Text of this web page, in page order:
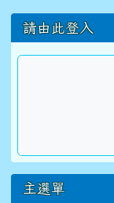
左邊區域內容
請由此登入
主選單